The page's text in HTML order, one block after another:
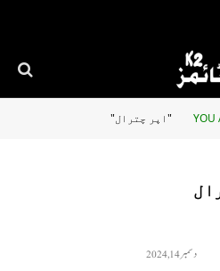
YOU
دسمبر 14, 2024